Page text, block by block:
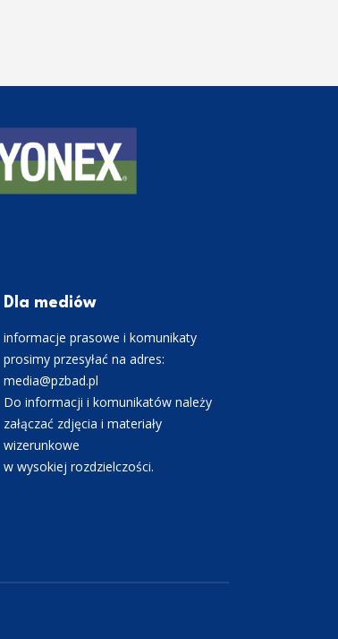
Dla mediów
informacje prasowe i komunikaty
prosimy przesyłać na adres:
media@pzbad.pl
Do informacji i komunikatów należy
załączać zdjęcia i materiały
wizerunkowe
w wysokiej rozdzielczości.